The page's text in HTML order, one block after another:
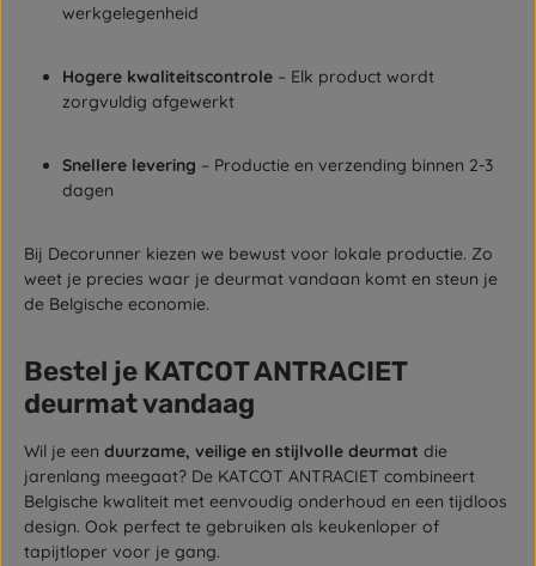
werkgelegenheid
Hogere kwaliteitscontrole – Elk product wordt
zorgvuldig afgewerkt
Snellere levering – Productie en verzending binnen 2-3
dagen
Bij Decorunner kiezen we bewust voor lokale productie. Zo
weet je precies waar je deurmat vandaan komt en steun je
de Belgische economie.
Bestel je KATCOT ANTRACIET
deurmat vandaag
Wil je een duurzame, veilige en stijlvolle deurmat die
jarenlang meegaat? De KATCOT ANTRACIET combineert
Belgische kwaliteit met eenvoudig onderhoud en een tijdloos
design. Ook perfect te gebruiken als keukenloper of
tapijtloper voor je gang.